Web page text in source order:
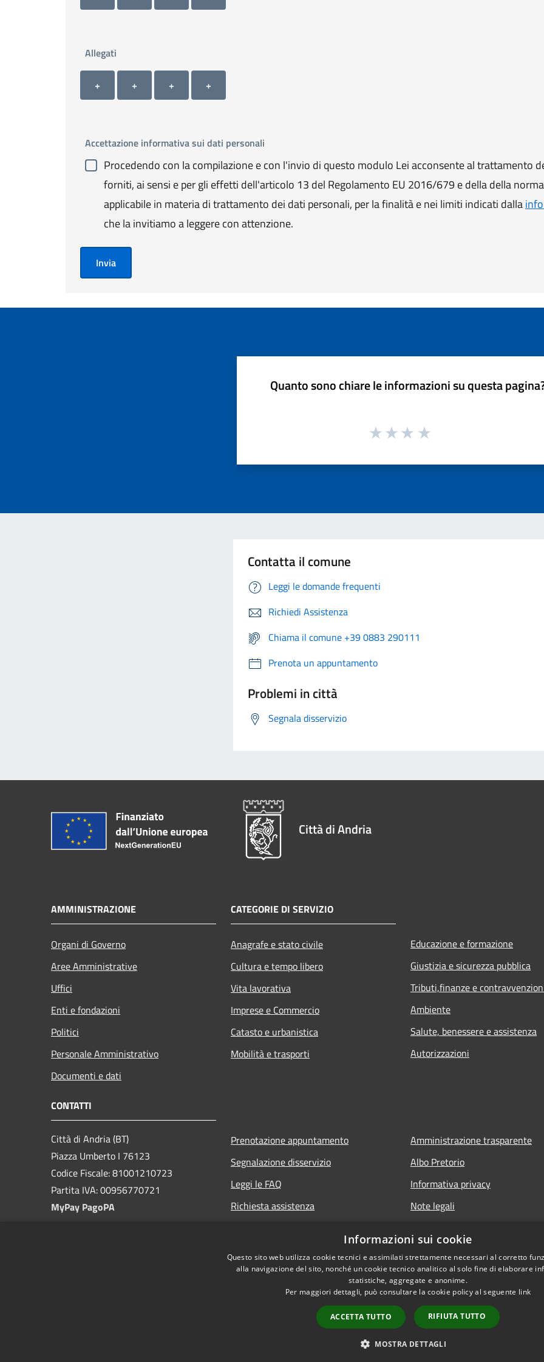
Allegati
Allegato 1
+
Allegato 2
+
Allegato 3
+
Allegato 4
+
Accettazione informativa sui dati personali
Procedendo con la compilazione e con l'invio di questo modulo Lei acconsente al trattamento
forniti, ai sensi e per gli effetti dell'articolo 13 del Regolamento EU 2016/679 e della della
applicabile in materia di trattamento dei dati personali, per la finalità e nei limiti indicati dalla
che la invitiamo a leggere con attenzione.
Invia
Quanto sono chiare le informazioni su questa
Contatta il comune
Leggi le domande frequenti
Richiedi Assistenza
Chiama il comune +39 0883 290111
Prenota un appuntamento
Problemi in città
Segnala disservizio
Città di Andria
AMMINISTRAZIONE
Organi di Governo
Aree Amministrative
Uffici
Enti e fondazioni
Politici
Personale Amministrativo
Documenti e dati
CATEGORIE DI SERVIZIO
Anagrafe e stato civile
Cultura e tempo libero
Vita lavorativa
Imprese e Commercio
Catasto e urbanistica
Mobilità e trasporti
Educazione e formazione
Giustizia e sicurezza pubblica
Tributi,finanze e
Ambiente
Salute, benessere e assistenza
Autorizzazioni
CONTATTI
Città di Andria (BT)
Piazza Umberto I 76123
Codice Fiscale: 81001210723
Partita IVA: 00956770721
MyPay PagoPA
Prenotazione appuntamento
Segnalazione disservizio
Leggi le FAQ
Richiesta assistenza
Amministrazione trasparente
Albo Pretorio
Informativa privacy
Note legali
Informazioni sui cookie
Questo sito web utilizza cookie tecnici e assimilati strettamente necessari al corretto
alla navigazione del sito, nonché un cookie tecnico analitico al solo fine di elaborare
statistiche, aggregate e anonime.
Per maggiori dettagli, può consultare la cookie policy al seguente link
ACCETTA TUTTO RIFIUTA TUTTO
MOSTRA DETTAGLI